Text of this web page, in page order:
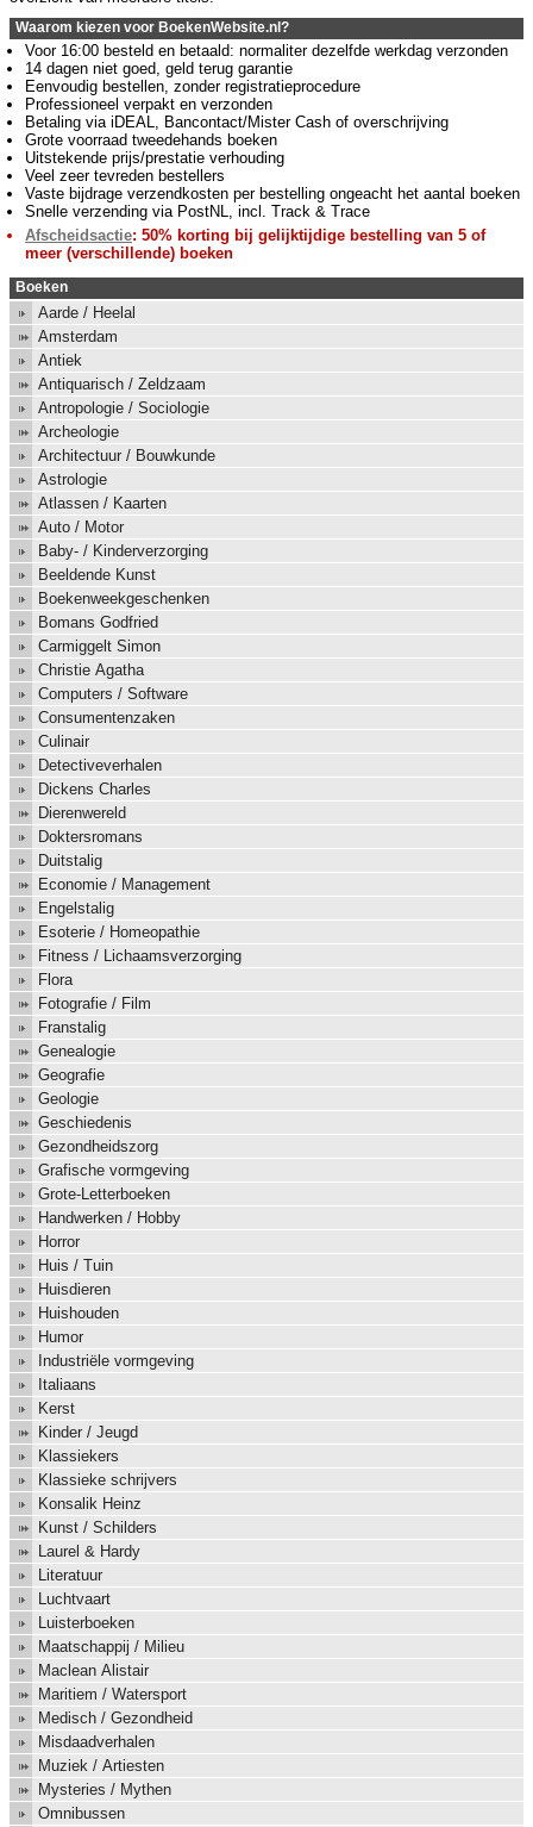
Waarom kiezen voor BoekenWebsite.nl?
Voor 16:00 besteld en betaald: normaliter dezelfde werkdag verzonden
14 dagen niet goed, geld terug garantie
Eenvoudig bestellen, zonder registratieprocedure
Professioneel verpakt en verzonden
Betaling via iDEAL, Bancontact/Mister Cash of overschrijving
Grote voorraad tweedehands boeken
Uitstekende prijs/prestatie verhouding
Veel zeer tevreden bestellers
Vaste bijdrage verzendkosten per bestelling ongeacht het aantal boeken
Snelle verzending via PostNL, incl. Track & Trace
Afscheidsactie: 50% korting bij gelijktijdige bestelling van 5 of
meer (verschillende) boeken
Boeken
Aarde / Heelal
Amsterdam
Antiek
Antiquarisch / Zeldzaam
Antropologie / Sociologie
Archeologie
Architectuur / Bouwkunde
Astrologie
Atlassen / Kaarten
Auto / Motor
Baby- / Kinderverzorging
Beeldende Kunst
Boekenweekgeschenken
Bomans Godfried
Carmiggelt Simon
Christie Agatha
Computers / Software
Consumentenzaken
Culinair
Detectiveverhalen
Dickens Charles
Dierenwereld
Doktersromans
Duitstalig
Economie / Management
Engelstalig
Esoterie / Homeopathie
Fitness / Lichaamsverzorging
Flora
Fotografie / Film
Franstalig
Genealogie
Geografie
Geologie
Geschiedenis
Gezondheidszorg
Grafische vormgeving
Grote-Letterboeken
Handwerken / Hobby
Horror
Huis / Tuin
Huisdieren
Huishouden
Humor
Industriële vormgeving
Italiaans
Kerst
Kinder / Jeugd
Klassiekers
Klassieke schrijvers
Konsalik Heinz
Kunst / Schilders
Laurel & Hardy
Literatuur
Luchtvaart
Luisterboeken
Maatschappij / Milieu
Maclean Alistair
Maritiem / Watersport
Medisch / Gezondheid
Misdaadverhalen
Muziek / Artiesten
Mysteries / Mythen
Omnibussen